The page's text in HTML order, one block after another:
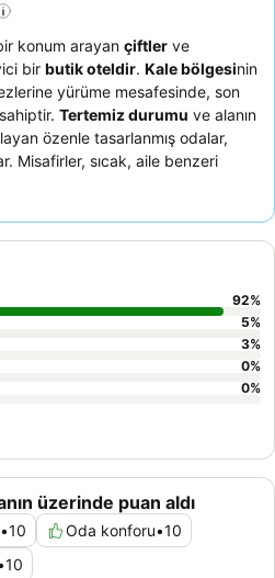
konum arayan çiftler ve
bir butik oteldir. Kale bölgesinin
yürüme mesafesinde, son
Tertemiz durumu ve alanın
özenle tasarlanmış odalar,
Misafirler, sıcak, aile benzeri
tarafından sunulan lezzetli
odaları tercih etmelidir.
üzerinde puan aldı
•10 Oda konforu•10
10
92%
5%
3%
0%
0%